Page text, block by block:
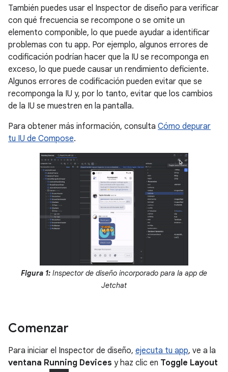
También puedes usar el Inspector de diseño para verificar
con qué frecuencia se recompone o se omite un
elemento componible, lo que puede ayudar a identificar
problemas con tu app. Por ejemplo, algunos errores de
codificación podrían hacer que la IU se recomponga en
exceso, lo que puede causar un rendimiento deficiente.
Algunos errores de codificación pueden evitar que se
recomponga la IU y, por lo tanto, evitar que los cambios
de la IU se muestren en la pantalla.
Para obtener más información, consulta Cómo depurar
tu IU de Compose.
Figura 1: Inspector de diseño incorporado para la app de
Jetchat
Comenzar
Para iniciar el Inspector de diseño, ejecuta tu app, ve a la
ventana Running Devices y haz clic en Toggle Layout